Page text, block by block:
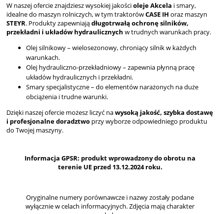
W naszej ofercie znajdziesz wysokiej jakościoleje Akcela i smary,
idealne do maszyn rolniczych, w tym traktorówCASE IH oraz maszyn
STEYR. Produkty zapewniajądługotrwałą ochronę silników,
przekładni i układów hydraulicznych w trudnych warunkach pracy.
Olej silnikowy – wielosezonowy, chroniący silnik w każdych
warunkach.
Olej hydrauliczno-przekładniowy – zapewnia płynną pracę
układów hydraulicznych i przekładni.
Smary specjalistyczne – do elementów narażonych na duże
obciążenia i trudne warunki.
Dzięki naszej ofercie możesz liczyć nawysoką jakość, szybka dostawę
i profesjonalne doradztwo przy wyborze odpowiedniego produktu
do Twojej maszyny.
Informacja GPSR: produkt wprowadzony do obrotu na
terenie UE przed 13.12.2024 roku.
Oryginalne numery porównawcze i nazwy zostały podane
wyłącznie w celach informacyjnych. Zdjęcia mają charakter